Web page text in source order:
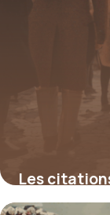
Les
la